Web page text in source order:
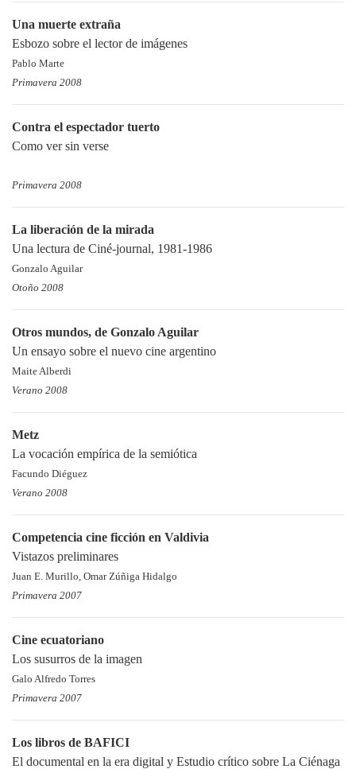
Una muerte extraña
Esbozo sobre el lector de imágenes
Pablo Marte
Primavera 2008
Contra el espectador tuerto
Como ver sin verse
Primavera 2008
La liberación de la mirada
Una lectura de Ciné-journal, 1981-1986
Gonzalo Aguilar
Otoño 2008
Otros mundos, de Gonzalo Aguilar
Un ensayo sobre el nuevo cine argentino
Maite Alberdi
Verano 2008
Metz
La vocación empírica de la semiótica
Facundo Diéguez
Verano 2008
Competencia cine ficción en Valdivia
Vistazos preliminares
Juan E. Murillo, Omar Zúñiga Hidalgo
Primavera 2007
Cine ecuatoriano
Los susurros de la imagen
Galo Alfredo Torres
Primavera 2007
Los libros de BAFICI
El documental en la era digital y Estudio crítico sobre La Ciénaga